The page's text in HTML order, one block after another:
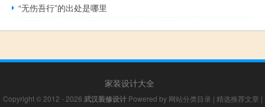
“无伤吾行”的出处是哪里
家装设计大全
Copyright © 2012 - 2026 武汉装修设计Powered by 网站分类目录 | 精选推荐文章 |